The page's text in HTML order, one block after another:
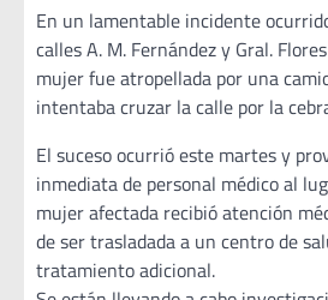
En un lamentable incidente
calles A. M. Fernández y Gral.
mujer fue atropellada por una
intentaba cruzar la calle por la
El suceso ocurrió este martes y
inmediata de personal médico al
mujer afectada recibió atención
de ser trasladada a un centro de
tratamiento adicional.